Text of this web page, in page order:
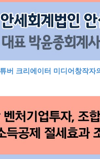
버 크리에이터 미디어창작자